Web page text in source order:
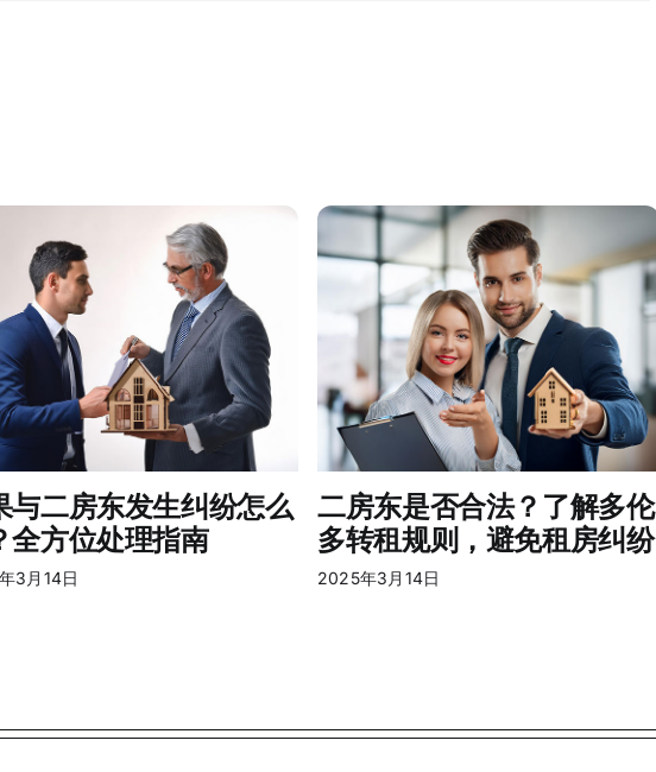
与二房东发生纠纷怎么
全方位处理指南
3月14日
二房东是否合法？了解多伦
多转租规则，避免租房纠纷
2025年3月14日